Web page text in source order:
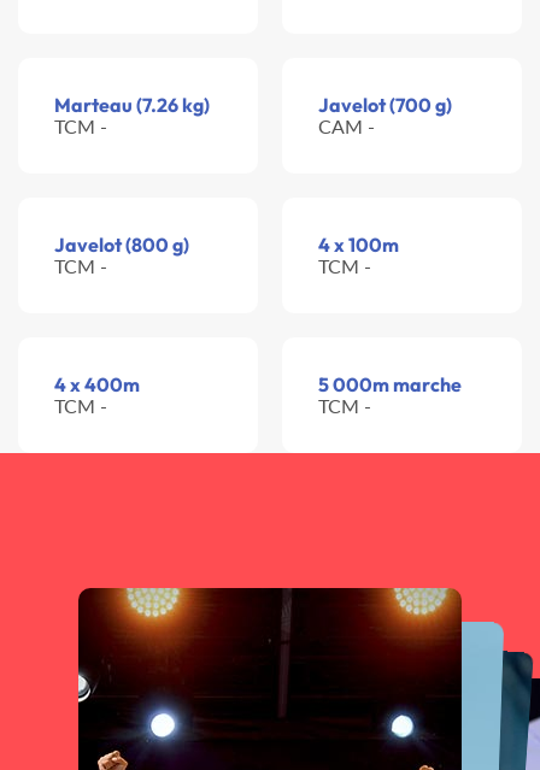
Marteau (7.26 kg)
TCM -
Javelot (700 g)
CAM -
Javelot (800 g)
TCM -
4 x 100m
TCM -
4 x 400m
TCM -
5 000m marche
TCM -